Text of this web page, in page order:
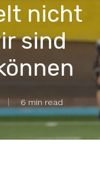
nicht
sind
6 min read